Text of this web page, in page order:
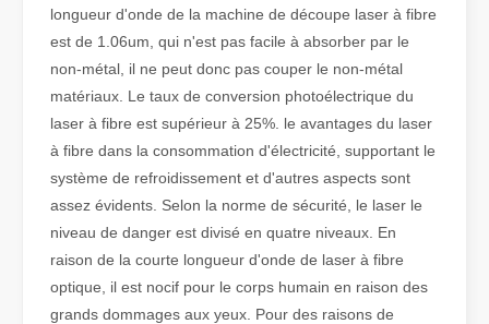
Qu'est-ce que la découpe laser de tubes ?
La découpe laser de tubes est une technologie clé dans une
longueur d'onde de la machine de découpe laser à fibre
est de 1.06um, qui n'est pas facile à absorber par le
non-métal, il ne peut donc pas couper le non-métal
matériaux. Le taux de conversion photoélectrique du
laser à fibre est supérieur à 25%. le avantages du laser
à fibre dans la consommation d'électricité, supportant le
système de refroidissement et d'autres aspects sont
assez évidents. Selon la norme de sécurité, le laser le
niveau de danger est divisé en quatre niveaux. En
raison de la courte longueur d'onde de laser à fibre
optique, il est nocif pour le corps humain en raison des
grands dommages aux yeux. Pour des raisons de